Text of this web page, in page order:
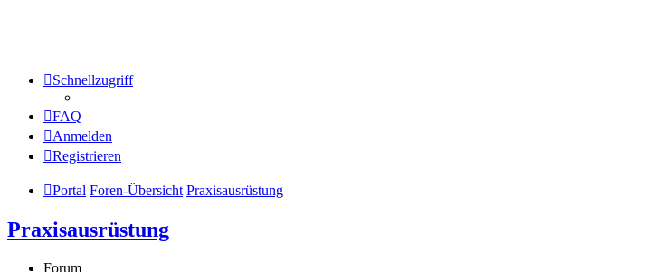
Schnellzugriff
FAQ
Anmelden
Registrieren
Portal Foren-Übersicht Praxisausrüstung
Praxisausrüstung
Forum